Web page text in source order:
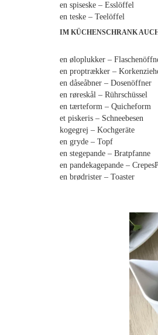
en spiseske – Esslöffel
en teske – Teelöffel
IM KÜCHENSCHRANK
en øloplukker –
en proptrækker –
en dåseåbner – Dosenöffner
en røreskål – Rührschüssel
en tærteform – Quicheform
et piskeris – Schneebesen
kogegrej – Kochgeräte
en gryde – Topf
en stegepande – Bratpfanne
en pandekagepande –
en brødrister – Toaster